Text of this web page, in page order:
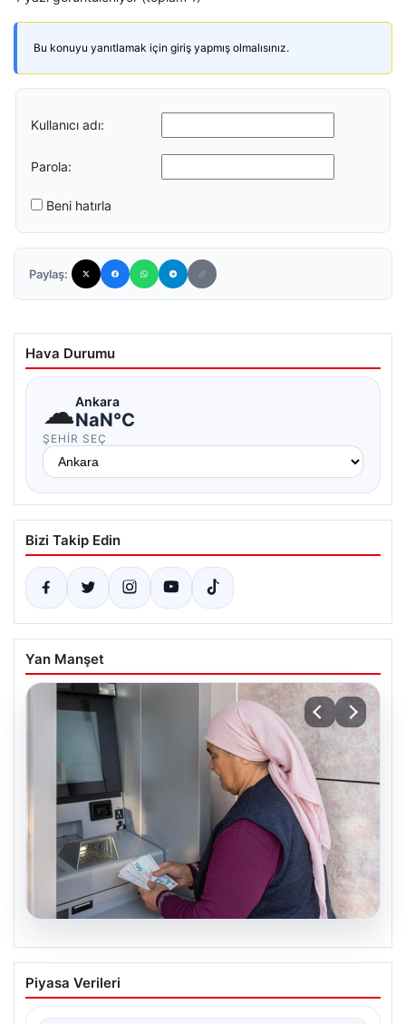
Bu konuyu yanıtlamak için giriş yapmış olmalısınız.
Kullanıcı adı:
Parola:
Beni hatırla
Paylaş:
Hava Durumu
☁Ankara
NaN°C
ŞEHIR SEÇ
Bizi Takip Edin
Yan Manşet
Emekli maaşı ödemeleri ne zaman
yatacak? SGK, Bağ-Kur, Emekli Sandığı
Piyasa Verileri